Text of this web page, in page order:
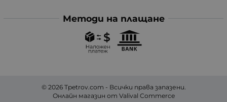
Методи на плащане
© 2026 Tpetrov.com - Всички права запазени.
Онлайн магазин от Valival Commerce